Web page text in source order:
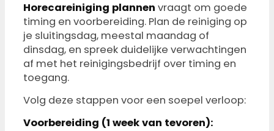
Horecareiniging plannen vraagt om goede
timing en voorbereiding. Plan de reiniging op
je sluitingsdag, meestal maandag of
dinsdag, en spreek duidelijke verwachtingen
af met het reinigingsbedrijf over timing en
toegang.
Volg deze stappen voor een soepel verloop:
Voorbereiding (1 week van tevoren):